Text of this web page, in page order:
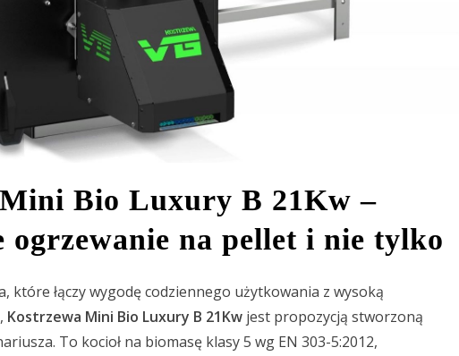
Bio Luxury B 21Kw –
ogrzewanie na pellet i nie tylko
które łączy wygodę codziennego użytkowania z wysoką
Kostrzewa Mini Bio Luxury B 21Kw jest propozycją stworzoną
To kocioł na biomasę klasy 5 wg EN 303-5:2012,